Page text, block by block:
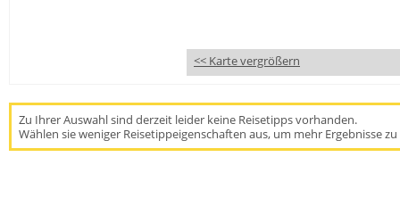
<< Karte vergrößern
Zu Ihrer Auswahl sind derzeit leider keine Reisetipps vorhanden.
Wählen sie weniger Reisetippeigenschaften aus, um mehr Ergebnisse